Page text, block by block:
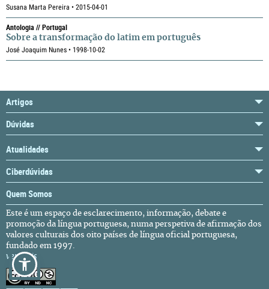
Susana Marta Pereira • 2015-04-01
Antologia // Portugal
Sobre a transformação do latim em português
José Joaquim Nunes • 1998-10-02
Artigos
Dúvidas
Atualidades
Ciberdúvidas
Quem Somos
Este é um espaço de esclarecimento, informação, debate e
promoção da língua portuguesa, numa perspetiva de afirmação dos
valores culturais dos oito países de língua oficial portuguesa,
fundado em 1997.
ver mais